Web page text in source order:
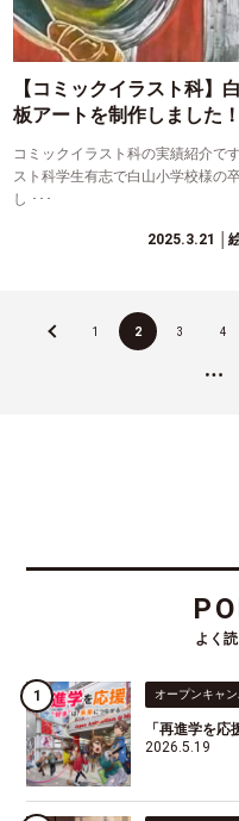
【コミックイラスト科】
板アートを制作しました！
コミックイラスト科の実績紹介で
スト科学生有志で白山小学校様の
し ･･･
2025.3.21 │
« 1 2 3 4
...
よく
オープンキャ
「再進学を
2026.5.19